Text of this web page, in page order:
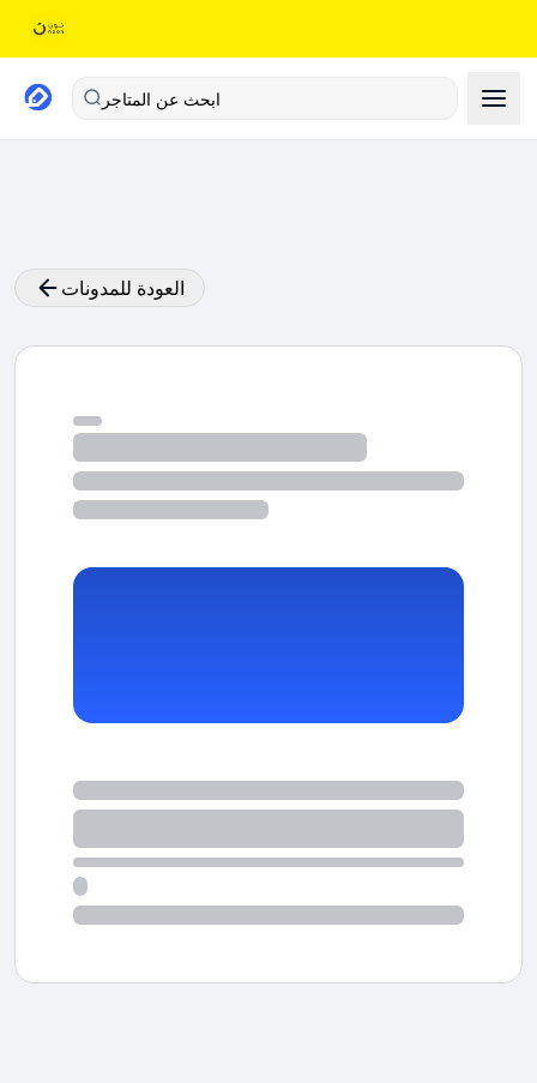
ابحث عن المتاجر
العودة للمدونات